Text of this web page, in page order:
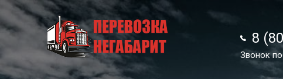
8
Звонок
8
Звонок